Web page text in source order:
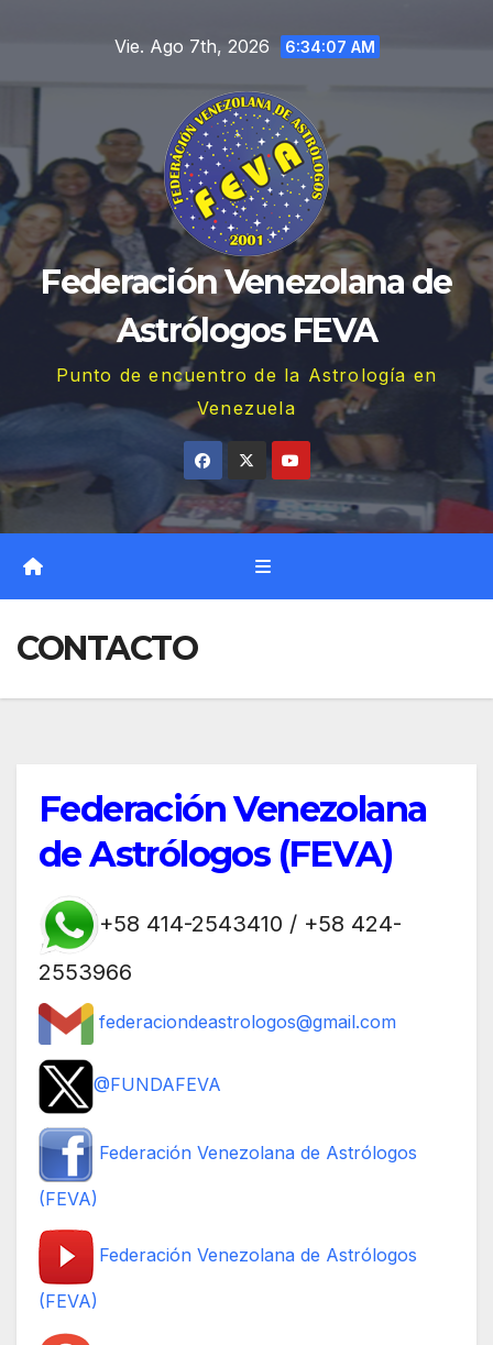
contenido
Vie. Ago 7th, 2026 6:34:08 AM
Federación Venezolana de
Astrólogos FEVA
Punto de encuentro de la Astrología en
Venezuela
CONTACTO
Federación Venezolana
de Astrólogos (FEVA)
+58 414-2543410 / +58 424-
2553966
federaciondeastrologos@gmail.com
@FUNDAFEVA
Federación Venezolana de Astrólogos
(FEVA)
Federación Venezolana de Astrólogos
(FEVA)